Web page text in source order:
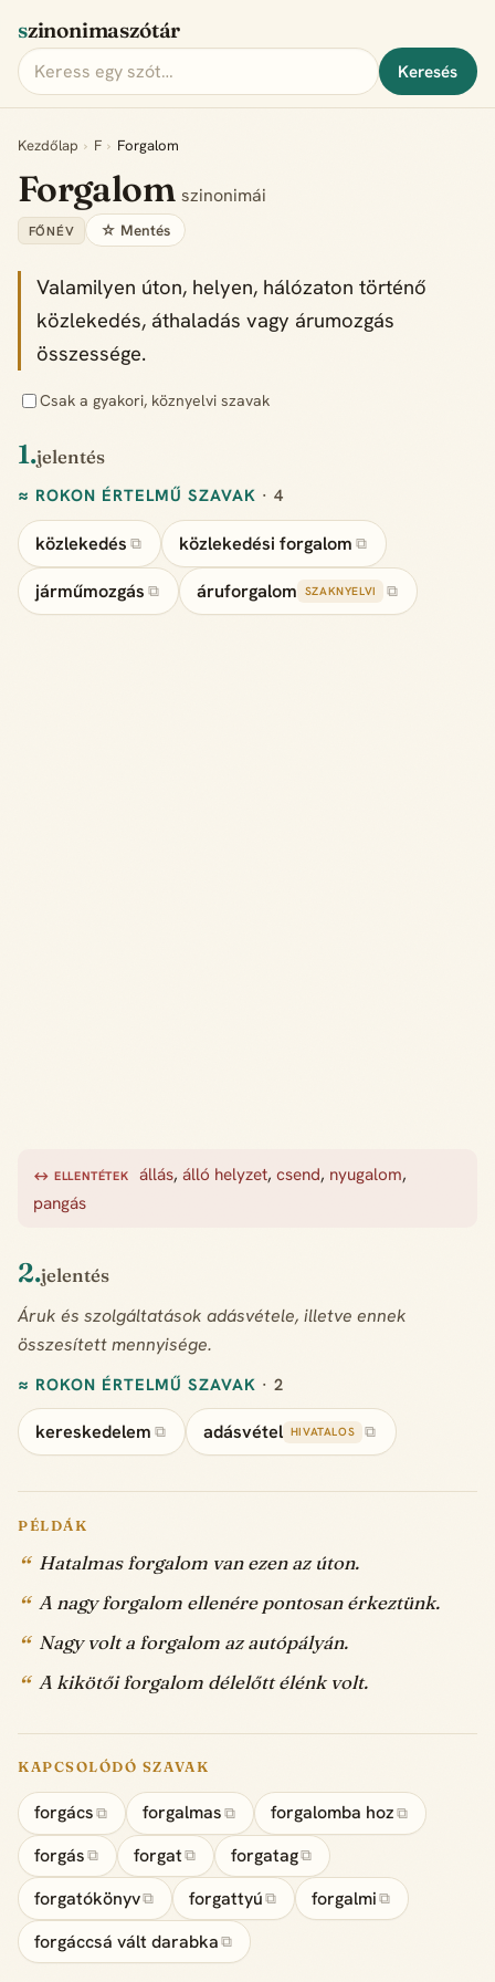
szinonimaszótár
Keresés
Kezdőlap › F › Forgalom
Forgalomszinonimái
FŐNÉV ☆ Mentés
Valamilyen úton, helyen, hálózaton történő
közlekedés, áthaladás vagy árumozgás
összessége.
Csak a gyakori, köznyelvi szavak
1.jelentés
≈ ROKON ÉRTELMŰ SZAVAK · 4
közlekedés ⧉ közlekedési forgalom ⧉
járműmozgás ⧉ áruforgalom SZAKNYELVI ⧉
↔ ELLENTÉTEK állás,álló helyzet,csend, nyugalom,
pangás
2.jelentés
Áruk és szolgáltatások adásvétele, illetve ennek
összesített mennyisége.
≈ ROKON ÉRTELMŰ SZAVAK · 2
kereskedelem ⧉ adásvétel HIVATALOS ⧉
PÉLDÁK
Hatalmas forgalom van ezen az úton.
A nagy forgalom ellenére pontosan érkeztünk.
Nagy volt a forgalom az autópályán.
A kikötői forgalom délelőtt élénk volt.
KAPCSOLÓDÓ SZAVAK
forgács ⧉ forgalmas ⧉ forgalomba hoz ⧉
forgás ⧉ forgat ⧉ forgatag⧉
forgatókönyv⧉ forgattyú ⧉ forgalmi ⧉
forgáccsá vált darabka ⧉